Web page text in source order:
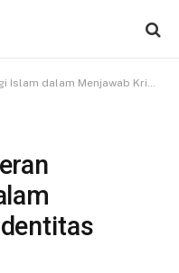
Krisis Identitas Remaja Muslim